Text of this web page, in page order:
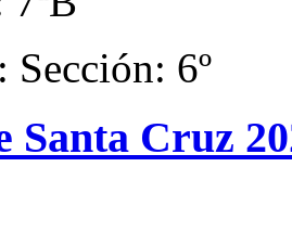
Sección: 6º
Santa Cruz